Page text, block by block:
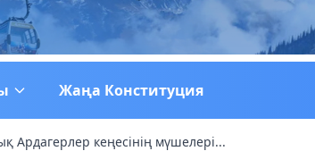
Жаңа Конституция
Ардагерлер кеңесінің мүшелері...